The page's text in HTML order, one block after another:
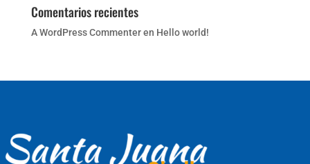
Comentarios recientes
A WordPress Commenteren Hello world!